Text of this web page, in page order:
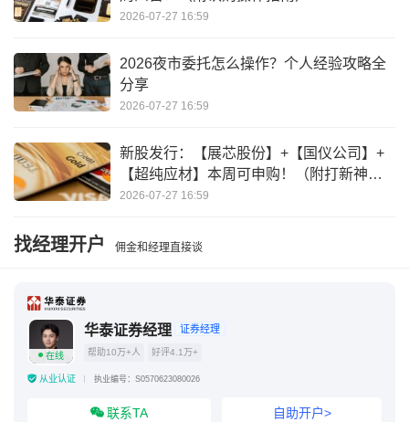
2026-07-27 16:59
2026夜市委托怎么操作？个人经验攻略全
分享
2026-07-27 16:59
新股发行：【展芯股份】+【国仪公司】+
【超纯应材】本周可申购！（附打新神
器）
2026-07-27 16:59
找经理开户 佣金和经理直接谈
在线
华泰证券经理 证券经理
帮助10万+人 好评4.1万+
从业认证 执业编号：S0570623080026
联系TA 自助开户>